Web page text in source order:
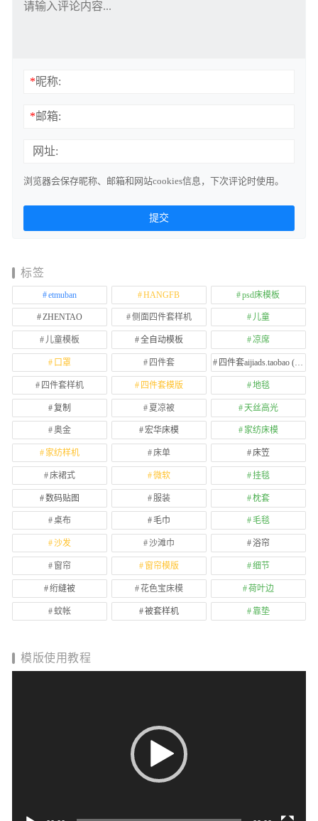
*昵称:
*邮箱:
网址:
浏览器会保存昵称、邮箱和网站cookies信息，下次评论时使用。
标签
etmuban HANGFB psd床模板
ZHENTAO 侧面四件套样机 儿童
儿童模板 全自动模板 凉席
口罩 四件套 四件套aijiads.taobao (1639)
四件套样机 四件套模版 地毯
复制 夏凉被 天丝高光
奥金 宏华床模 家纺床模
家纺样机 床单 床笠
床裙式 微软 挂毯
数码贴图 服装 枕套
桌布 毛巾 毛毯
沙发 沙滩巾 浴帘
窗帘 窗帘模版 细节
绗缝被 花色宝床模 荷叶边
蚊帐 被套样机 靠垫
模版使用教程